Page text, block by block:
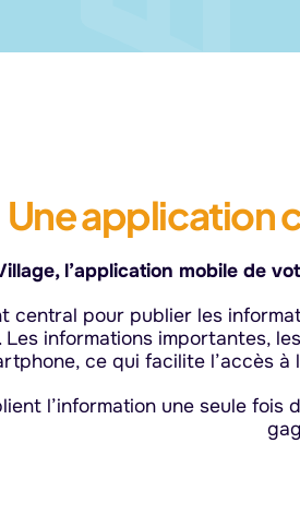
Une application
l’application mobile de
central pour publier les
informations importantes,
ce qui facilite l’accès
l’information une seule